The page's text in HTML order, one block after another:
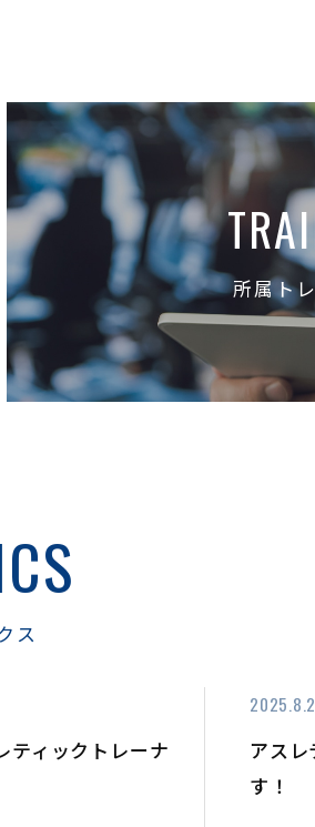
所属ト
ス
ティックトレーナ
アスレ
す！